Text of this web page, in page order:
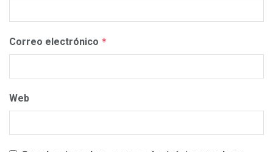
Correo electrónico *
Web